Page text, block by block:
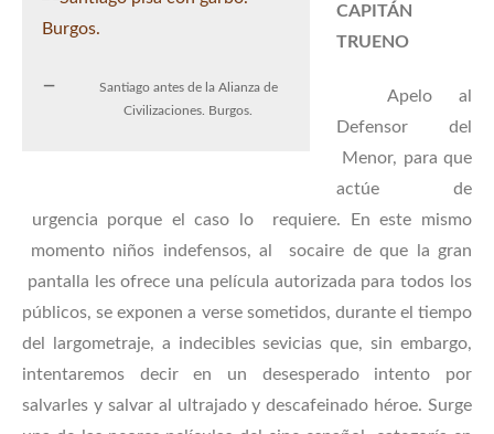
Santiago antes de la Alianza de
Civilizaciones. Burgos.
CAPITÁN
TRUENO
Apelo al
Defensor del
Menor, para que
actúe de
urgencia porque el caso lo requiere. En este mismo
momento niños indefensos, al socaire de que la gran
pantalla les ofrece una película autorizada para todos los
públicos, se exponen a verse sometidos, durante el tiempo
del largometraje, a indecibles sevicias que, sin embargo,
intentaremos decir en un desesperado intento por
salvarles y salvar al ultrajado y descafeinado héroe. Surge